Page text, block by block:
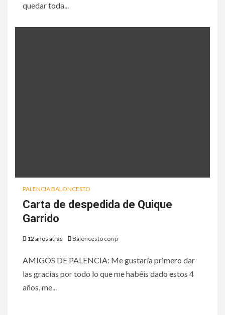
quedar toda...
PALENCIA BALONCESTO
Carta de despedida de Quique
Garrido
12 años atrás Baloncesto con p
AMIGOS DE PALENCIA: Me gustaría primero dar
las gracias por todo lo que me habéis dado estos 4
años, me...